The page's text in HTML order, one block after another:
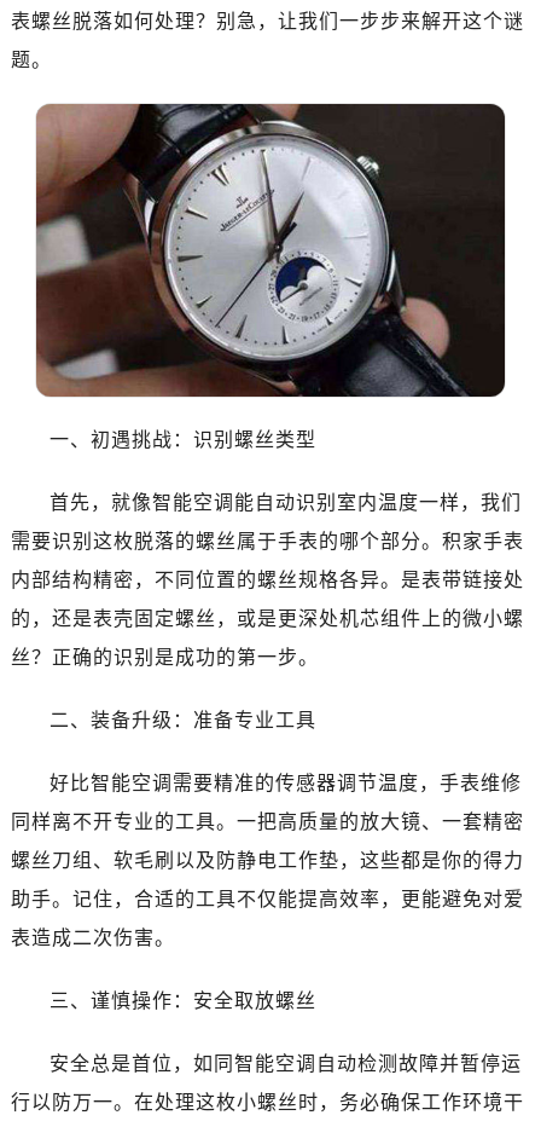
表螺丝脱落如何处理？别急，让我们一步步来解开这个谜
题。
一、初遇挑战：识别螺丝类型
首先，就像智能空调能自动识别室内温度一样，我们
需要识别这枚脱落的螺丝属于手表的哪个部分。积家手表
内部结构精密，不同位置的螺丝规格各异。是表带链接处
的，还是表壳固定螺丝，或是更深处机芯组件上的微小螺
丝？正确的识别是成功的第一步。
二、装备升级：准备专业工具
好比智能空调需要精准的传感器调节温度，手表维修
同样离不开专业的工具。一把高质量的放大镜、一套精密
螺丝刀组、软毛刷以及防静电工作垫，这些都是你的得力
助手。记住，合适的工具不仅能提高效率，更能避免对爱
表造成二次伤害。
三、谨慎操作：安全取放螺丝
安全总是首位，如同智能空调自动检测故障并暂停运
行以防万一。在处理这枚小螺丝时，务必确保工作环境干